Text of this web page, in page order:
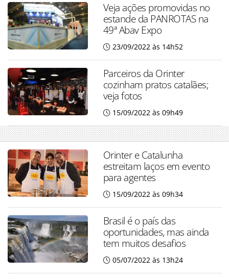
Veja ações promovidas no
estande da PANROTAS na
49ª Abav Expo
23/09/2022 às 14h52
Parceiros da Orinter
cozinham pratos catalães;
veja fotos
15/09/2022 às 09h49
Orinter e Catalunha
estreitam laços em evento
para agentes
15/09/2022 às 09h34
Brasil é o país das
oportunidades, mas ainda
tem muitos desafios
05/07/2022 às 13h24